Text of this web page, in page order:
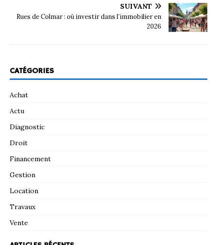
SUIVANT
Rues de Colmar : où investir dans l’immobilier en
2026
CATÉGORIES
Achat
Actu
Diagnostic
Droit
Financement
Gestion
Location
Travaux
Vente